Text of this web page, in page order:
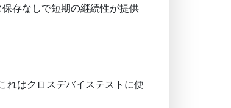
存なしで短期の継続性が提供
れはクロスデバイステストに便